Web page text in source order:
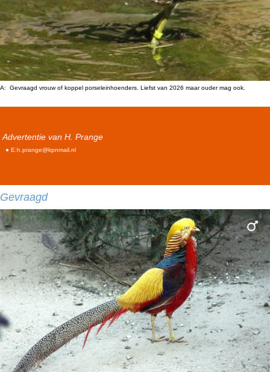
A: Gevraagd vrouw of koppel porseleinhoenders. Liefst van 2026 maar ouder mag ook.
Advertentie van H. Prange
● E:h.prange@kpnmail.nl
Gevraagd